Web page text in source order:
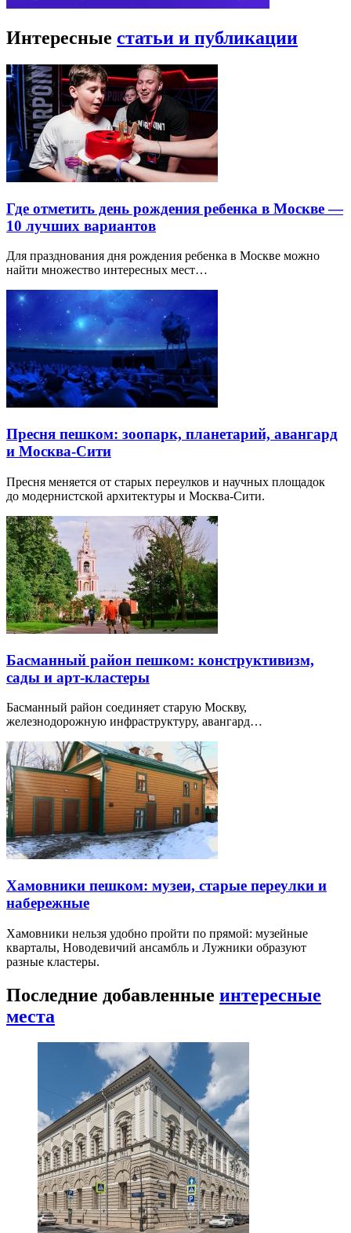
Интересные статьи и публикации
Где отметить день рождения ребенка в Москве —
10 лучших вариантов
Для празднования дня рождения ребенка в Москве можно
найти множество интересных мест…
Пресня пешком: зоопарк, планетарий, авангард
и Москва-Сити
Пресня меняется от старых переулков и научных площадок
до модернистской архитектуры и Москва-Сити.
Басманный район пешком: конструктивизм,
сады и арт-кластеры
Басманный район соединяет старую Москву,
железнодорожную инфраструктуру, авангард…
Хамовники пешком: музеи, старые переулки и
набережные
Хамовники нельзя удобно пройти по прямой: музейные
кварталы, Новодевичий ансамбль и Лужники образуют
разные кластеры.
Последние добавленные интересные
места